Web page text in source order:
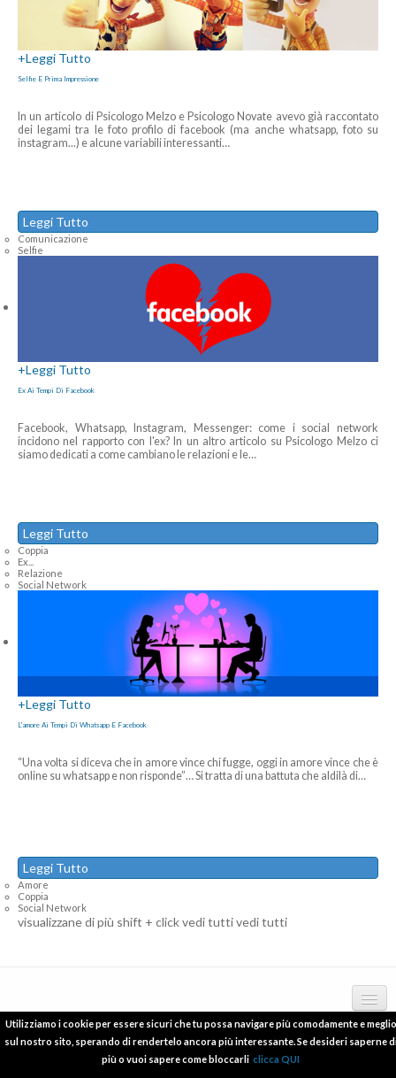
+Leggi Tutto
Selfie E Prima Impressione
In un articolo di Psicologo Melzo e Psicologo Novate avevo già raccontato
dei legami tra le foto profilo di facebook (ma anche whatsapp, foto su
instagram...) e alcune variabili interessanti…
Leggi Tutto
Comunicazione
Selfie
+Leggi Tutto
Ex Ai Tempi Di Facebook
Facebook, Whatsapp, Instagram, Messenger: come i social network
incidono nel rapporto con l'ex? In un altro articolo su Psicologo Melzo ci
siamo dedicati a come cambiano le relazioni e le…
Leggi Tutto
Coppia
Ex...
Relazione
Social Network
+Leggi Tutto
L'amore Ai Tempi Di Whatsapp E Facebook
“Una volta si diceva che in amore vince chi fugge, oggi in amore vince che è
online su whatsapp e non risponde”… Si tratta di una battuta che aldilà di…
Leggi Tutto
Amore
Coppia
Social Network
visualizzane di più shift + click vedi tuttivedi tutti
deontologia
pubblicazioni scientifiche
Copyright © 2012 - 2016 psicologo-melzo.com P.I.06838240965
Utilizziamo i cookie per essere sicuri che tu possa navigare più comodamente e meglio
sul nostro sito, sperando di rendertelo ancora più interessante. Se desideri saperne
più o vuoi sapere come bloccarli clicca QUI